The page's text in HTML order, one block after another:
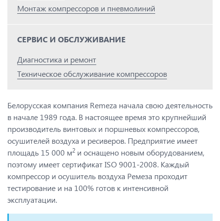
Монтаж компрессоров и пневмолиний
СЕРВИС И ОБСЛУЖИВАНИЕ
Диагностика и ремонт
Техническое обслуживание компрессоров
Белорусская компания Remeza начала свою деятельность
в начале 1989 года. В настоящее время это крупнейший
производитель винтовых и поршневых компрессоров,
осушителей воздуха и ресиверов. Предприятие имеет
площадь 15 000 м2 и оснащено новым оборудованием,
поэтому имеет сертификат ISO 9001-2008. Каждый
компрессор и осушитель воздуха Ремеза проходит
тестирование и на 100% готов к интенсивной
эксплуатации.